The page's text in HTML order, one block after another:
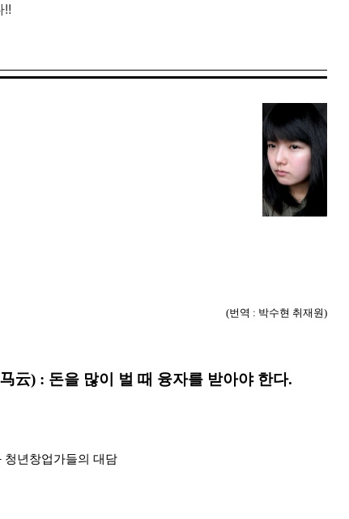
!!
(번역 : 박수현 취재원)
马云) : 돈을 많이 벌 때 융자를 받아야 한다.
청년창업가들의 대담